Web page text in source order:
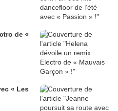
de «
« Les